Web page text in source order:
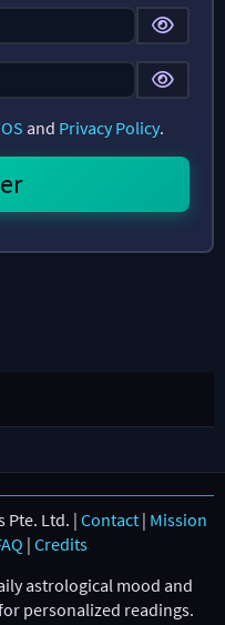
and Privacy Policy.
Pte. Ltd. | Contact | Mission
| Credits
astrological mood and
personalized readings.